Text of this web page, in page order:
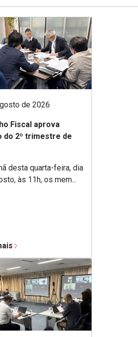
de 2026
Fiscal aprova
do 2º trimestre de
desta quarta-feira, dia
às 11h, os mem...